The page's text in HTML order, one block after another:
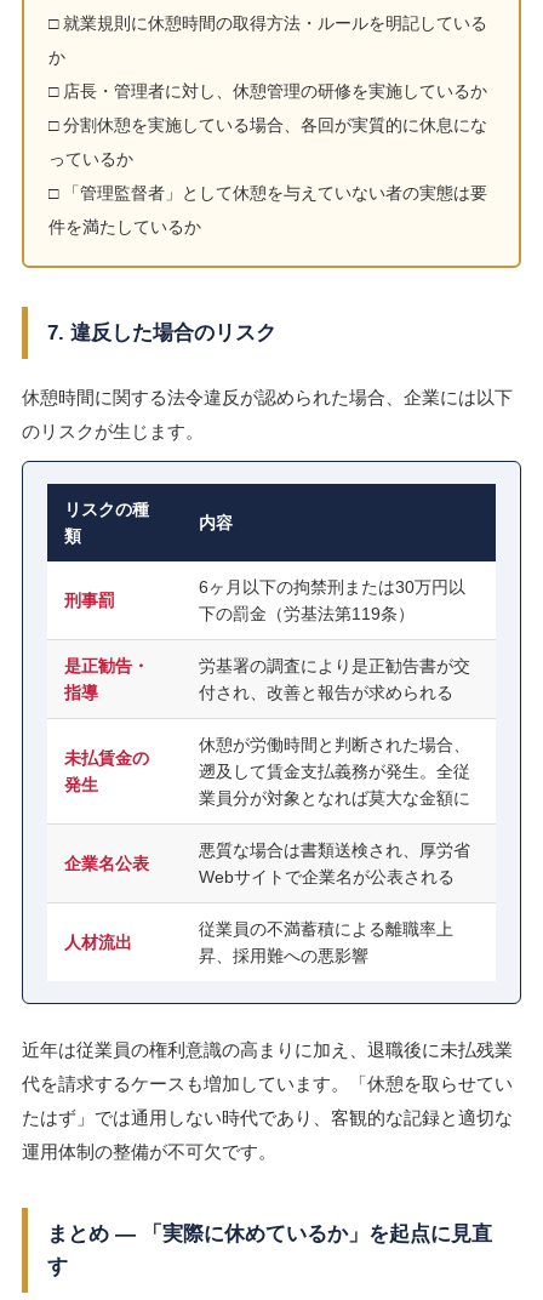
□ 就業規則に休憩時間の取得方法・ルールを明記している
か
□ 店長・管理者に対し、休憩管理の研修を実施しているか
□ 分割休憩を実施している場合、各回が実質的に休息にな
っているか
□ 「管理監督者」として休憩を与えていない者の実態は要
件を満たしているか
7. 違反した場合のリスク
休憩時間に関する法令違反が認められた場合、企業には以下
のリスクが生じます。
リスクの種
類
内容
刑事罰
6ヶ月以下の拘禁刑または30万円以
下の罰金（労基法第119条）
是正勧告・
指導
労基署の調査により是正勧告書が交
付され、改善と報告が求められる
未払賃金の
発生
休憩が労働時間と判断された場合、
遡及して賃金支払義務が発生。全従
業員分が対象となれば莫大な金額に
企業名公表
悪質な場合は書類送検され、厚労省
Webサイトで企業名が公表される
人材流出
従業員の不満蓄積による離職率上
昇、採用難への悪影響
近年は従業員の権利意識の高まりに加え、退職後に未払残業
代を請求するケースも増加しています。「休憩を取らせてい
たはず」では通用しない時代であり、客観的な記録と適切な
運用体制の整備が不可欠です。
まとめ ― 「実際に休めているか」を起点に見直
す